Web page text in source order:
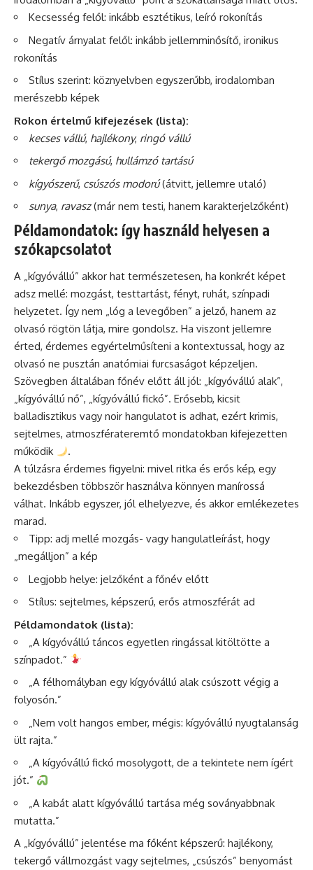
Kecsesség felől: inkább esztétikus, leíró rokonítás
Negatív árnyalat felől: inkább jellemminősítő, ironikus
rokonítás
Stílus szerint: köznyelvben egyszerűbb, irodalomban
merészebb képek
Rokon értelmű kifejezések (lista):
kecses vállú, hajlékony, ringó vállú
tekergő mozgású, hullámzó tartású
kígyószerű, csúszós modorú(átvitt, jellemre utaló)
sunya, ravasz(már nem testi, hanem karakterjelzőként)
Példamondatok: így használd helyesen a
szókapcsolatot
A „kígyóvállú” akkor hat természetesen, ha konkrét képet
adsz mellé: mozgást, testtartást, fényt, ruhát, színpadi
helyzetet. Így nem „lóg a levegőben” a jelző, hanem az
olvasó rögtön látja, mire gondolsz. Ha viszont jellemre
érted, érdemes egyértelműsíteni a kontextussal, hogy az
olvasó ne pusztán anatómiai furcsaságot képzeljen.
Szövegben általában főnév előtt áll jól: „kígyóvállú alak”,
„kígyóvállú nő”, „kígyóvállú fickó”. Erősebb, kicsit
balladisztikus vagy noir hangulatot is adhat, ezért krimis,
sejtelmes, atmoszférateremtő mondatokban kifejezetten
működik
.
A túlzásra érdemes figyelni: mivel ritka és erős kép, egy
bekezdésben többször használva könnyen manírossá
válhat. Inkább egyszer, jól elhelyezve, és akkor emlékezetes
marad.
Tipp: adj mellé mozgás- vagy hangulatleírást, hogy
„megálljon” a kép
Legjobb helye: jelzőként a főnév előtt
Stílus: sejtelmes, képszerű, erős atmoszférát ad
Példamondatok (lista):
„A kígyóvállú táncos egyetlen ringással kitöltötte a
színpadot.”
„A félhomályban egy kígyóvállú alak csúszott végig a
folyosón.”
„Nem volt hangos ember, mégis: kígyóvállú nyugtalanság
ült rajta.”
„A kígyóvállú fickó mosolygott, de a tekintete nem ígért
jót.”
„A kabát alatt kígyóvállú tartása még soványabbnak
mutatta.”
A „kígyóvállú” jelentése ma főként képszerű: hajlékony,
tekergő vállmozgást vagy sejtelmes, „csúszós” benyomást